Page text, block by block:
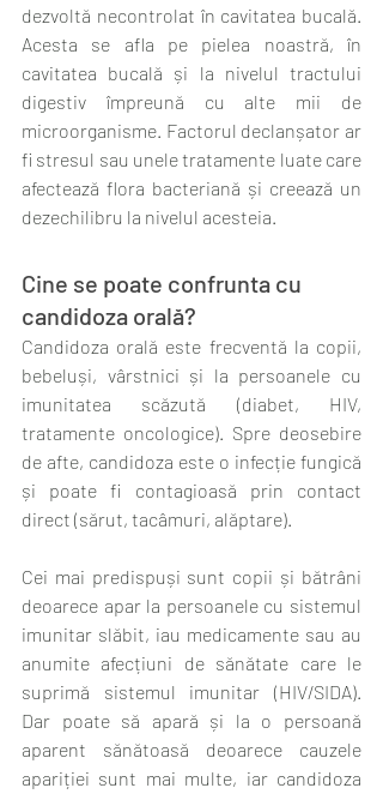
dezvoltă necontrolat în cavitatea bucală.
Acesta se afla pe pielea noastră, în
cavitatea bucală și la nivelul tractului
digestiv împreună cu alte mii de
microorganisme. Factorul declanșator ar
fi stresul sau unele tratamente luate care
afectează flora bacteriană și creează un
dezechilibru la nivelul acesteia.
Cine se poate confrunta cu
candidoza orală?
Candidoza orală este frecventă la copii,
bebeluși, vârstnici și la persoanele cu
imunitatea scăzută (diabet, HIV,
tratamente oncologice). Spre deosebire
de afte, candidoza este o infecție fungică
și poate fi contagioasă prin contact
direct (sărut, tacâmuri, alăptare).
Cei mai predispuși sunt copii și bătrâni
deoarece apar la persoanele cu sistemul
imunitar slăbit, iau medicamente sau au
anumite afecțiuni de sănătate care le
suprimă sistemul imunitar (HIV/SIDA).
Dar poate să apară și la o persoană
aparent sănătoasă deoarece cauzele
apariției sunt mai multe, iar candidoza